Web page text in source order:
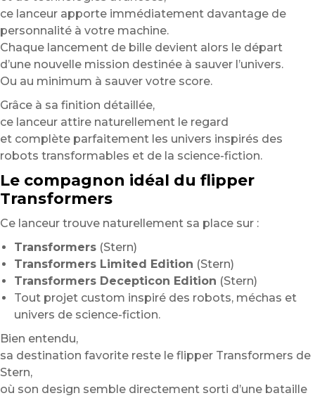
ce lanceur apporte immédiatement davantage de
personnalité à votre machine.
Chaque lancement de bille devient alors le départ
d’une nouvelle mission destinée à sauver l’univers.
Ou au minimum à sauver votre score.
Grâce à sa finition détaillée,
ce lanceur attire naturellement le regard
et complète parfaitement les univers inspirés des
robots transformables et de la science-fiction.
Le compagnon idéal du flipper
Transformers
Ce lanceur trouve naturellement sa place sur :
Transformers (Stern)
Transformers Limited Edition (Stern)
Transformers Decepticon Edition (Stern)
Tout projet custom inspiré des robots, méchas et
univers de science-fiction.
Bien entendu,
sa destination favorite reste le flipper Transformers de
Stern,
où son design semble directement sorti d’une bataille